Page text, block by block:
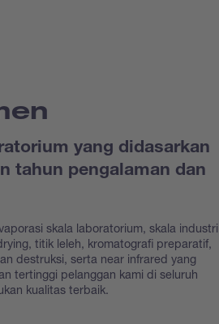
yang didasarkan
tahun pengalaman dan
skala laboratorium, skala industri
titik leleh, kromatografi preparatif,
destruksi, serta near infrared yang
tertinggi pelanggan kami di seluruh
kualitas terbaik.